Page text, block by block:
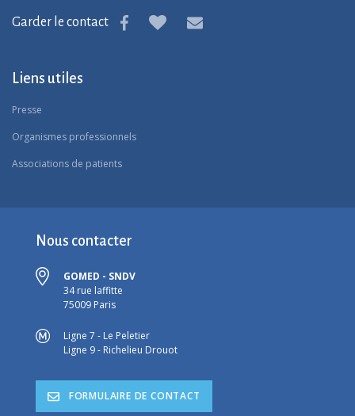
Garder le contact
Liens utiles
Presse
Organismes professionnels
Associations de patients
Nous contacter
GOMED - SNDV
34 rue laffitte
75009 Paris
Ligne 7 - Le Peletier
Ligne 9 - Richelieu Drouot
FORMULAIRE DE CONTACT